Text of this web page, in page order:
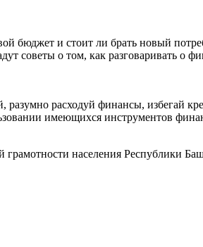
бюджет и стоит ли брать новый
советы о том, как разговаривать о
расходуй финансы, избегай
имеющихся инструментов
населения Республики